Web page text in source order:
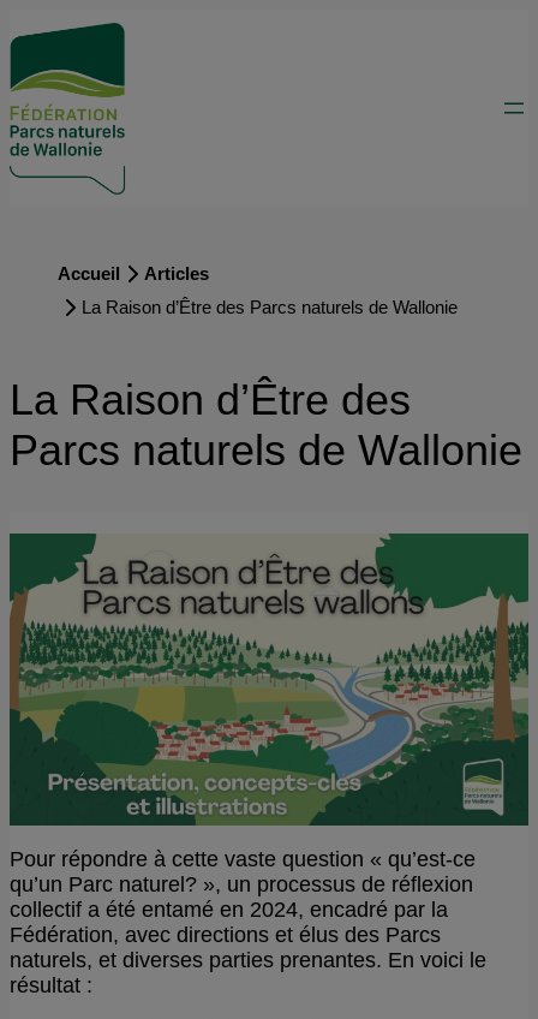
Accueil
Articles
La Raison d’Être des Parcs naturels de Wallonie
La Raison d’Être des
Parcs naturels de Wallonie
Pour répondre à cette vaste question « qu’est-ce
qu’un Parc naturel? », un processus de réflexion
collectif a été entamé en 2024, encadré par la
Fédération, avec directions et élus des Parcs
naturels, et diverses parties prenantes. En voici le
résultat :